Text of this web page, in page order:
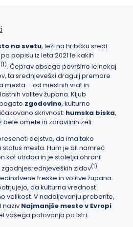
na svetu, leži na hribčku sredi
popisu iz leta 2021 le kakih
(1). Čeprav obsega površino le nekaj
ta srednjeveški dragulj premore
mesta – od mestnih vrat in
volitev župana. Kljub
zgodovino, kulturno
skrivnost: humska biska,
omele in zdravilnih zeli.
dejstvo, da ima tako
mesta. Hum je bil namreč
kot utrdba in je stoletja ohranil
zidov(1).
freske in volitve župana
da kulturna vrednost
velikost. V nadaljevanju preberite,
naziv Najmanjše mesto v Evropi
vašega potovanja po Istri.